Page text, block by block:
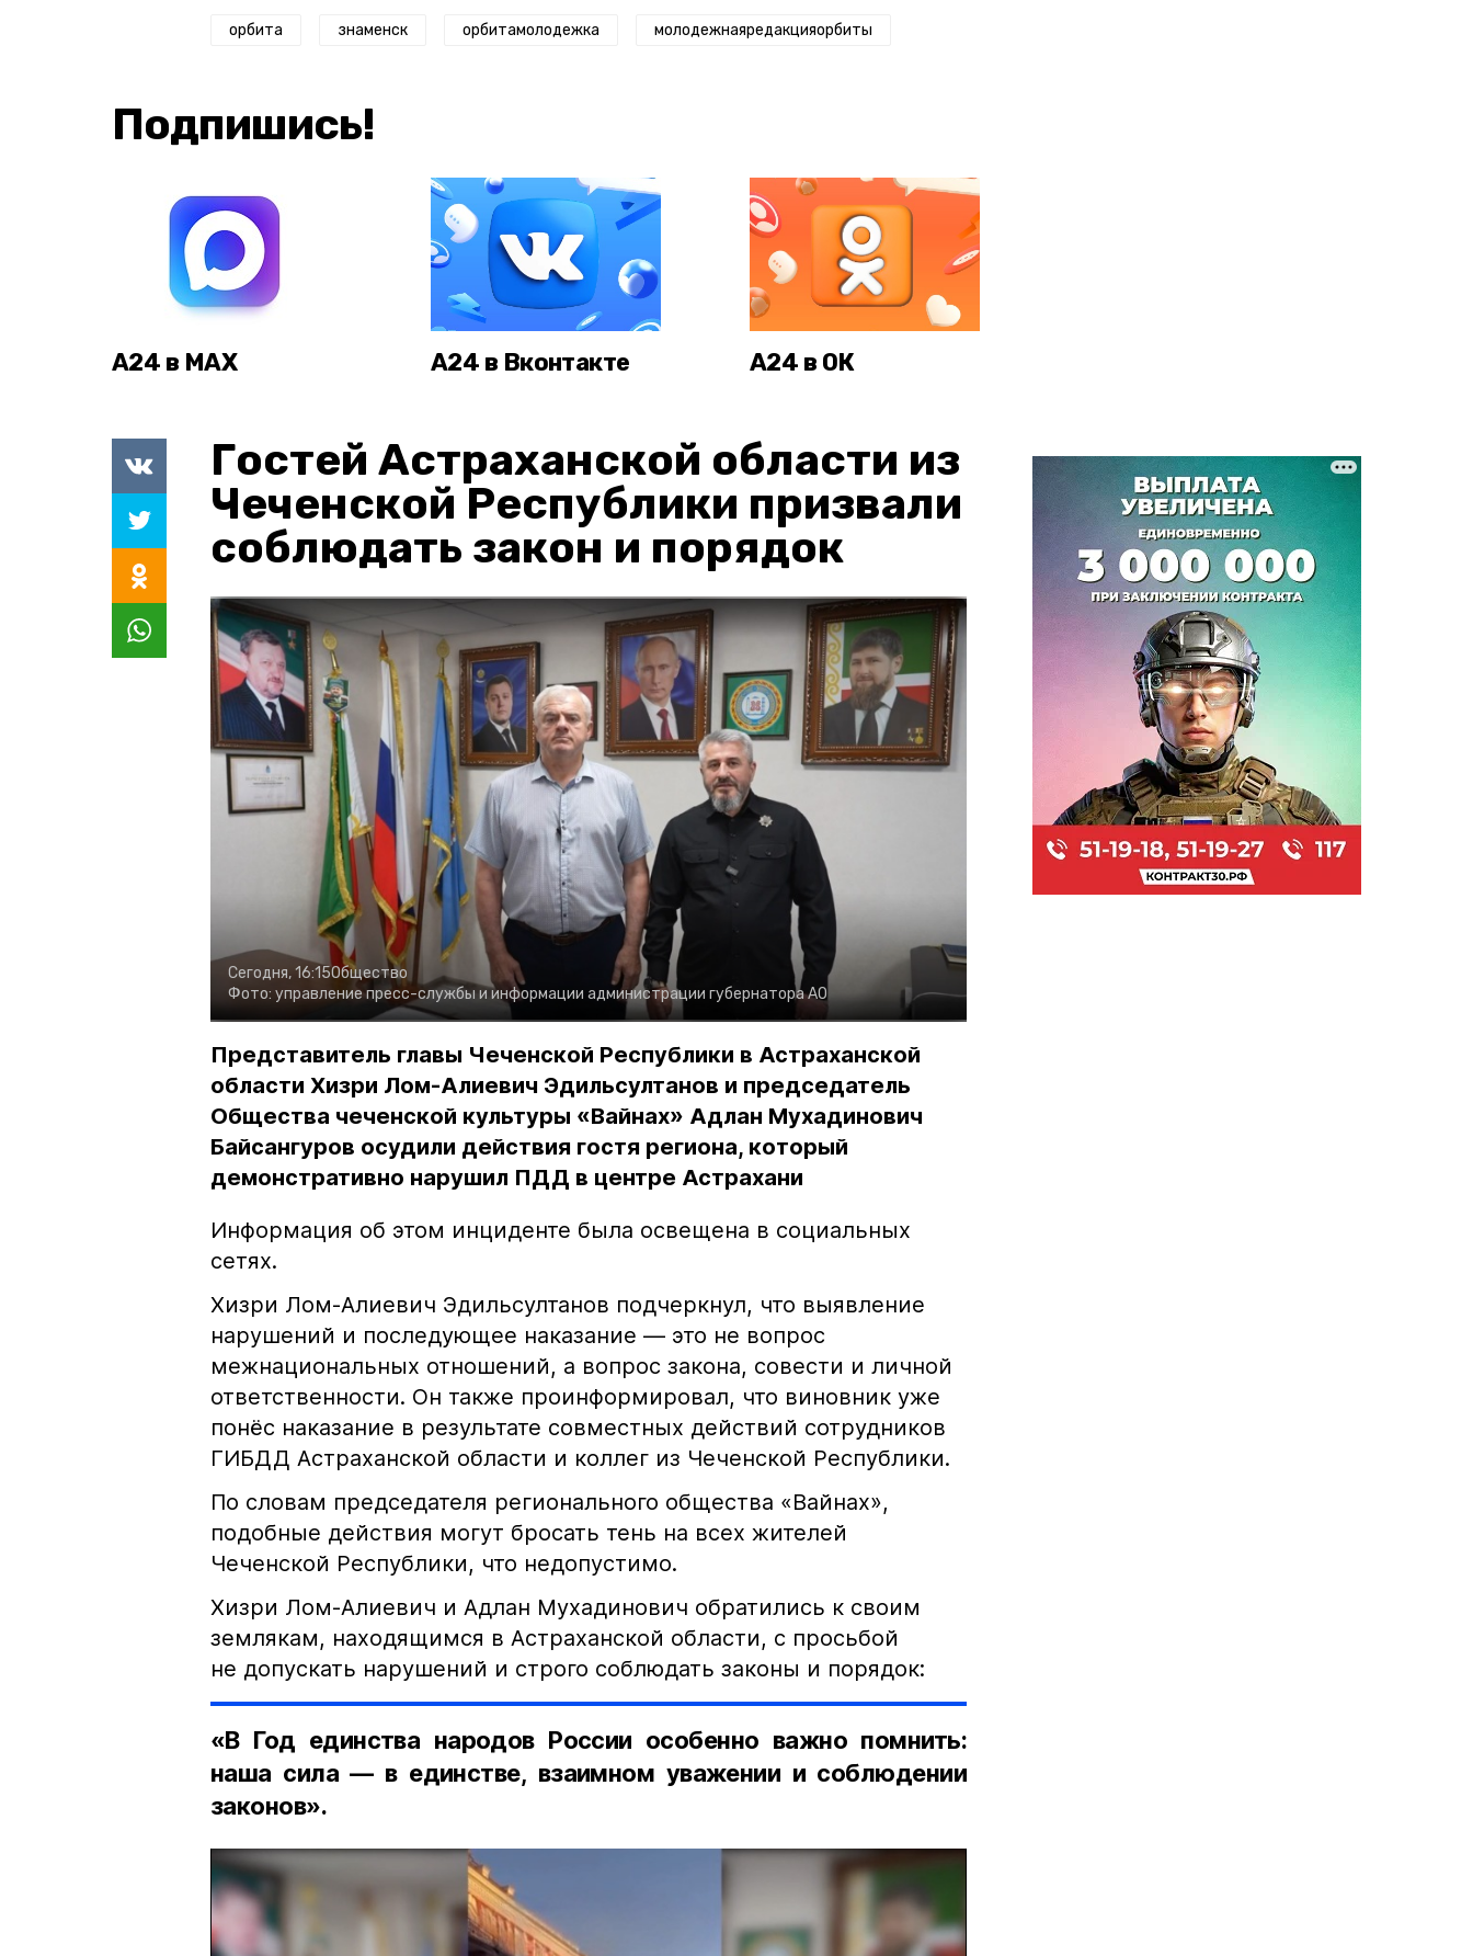
орбита знаменск орбитамолодежка молодежнаяредакцияорбиты
Подпишись!
А24 в MAX А24 в Вконтакте А24 в ОК
Гостей Астраханской области из
Чеченской Республики призвали
соблюдать закон и порядок
Сегодня, 16:15Общество
Фото: управление пресс-службы и информации администрации губернатора АО
Представитель главы Чеченской Республики в Астраханской
области Хизри Лом-Алиевич Эдильсултанов и председатель
Общества чеченской культуры «Вайнах» Адлан Мухадинович
Байсангуров осудили действия гостя региона, который
демонстративно нарушил ПДД в центре Астрахани
Информация об этом инциденте была освещена в социальных
сетях.
Хизри Лом-Алиевич Эдильсултанов подчеркнул, что выявление
нарушений и последующее наказание — это не вопрос
межнациональных отношений, а вопрос закона, совести и личной
ответственности. Он также проинформировал, что виновник уже
понёс наказание в результате совместных действий сотрудников
ГИБДД Астраханской области и коллег из Чеченской Республики.
По словам председателя регионального общества «Вайнах»,
подобные действия могут бросать тень на всех жителей
Чеченской Республики, что недопустимо.
Хизри Лом-Алиевич и Адлан Мухадинович обратились к своим
землякам, находящимся в Астраханской области, с просьбой
не допускать нарушений и строго соблюдать законы и порядок:
«В Год единства народов России особенно важно помнить:
наша сила — в единстве, взаимном уважении и соблюдении
законов».